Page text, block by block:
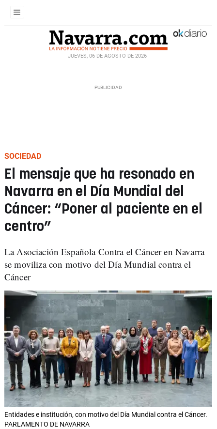
JUEVES, 06 DE AGOSTO DE 2026
SOCIEDAD
El mensaje que ha resonado en
Navarra en el Día Mundial del
Cáncer: “Poner al paciente en el
centro”
La Asociación Española Contra el Cáncer en Navarra
se moviliza con motivo del Día Mundial contra el
Cáncer
Entidades e institución, con motivo del Día Mundial contra el Cáncer.
PARLAMENTO DE NAVARRA